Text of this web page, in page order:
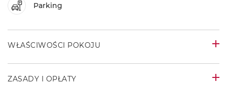
Parking
WŁAŚCIWOŚCI POKOJU
ZASADY I OPŁATY